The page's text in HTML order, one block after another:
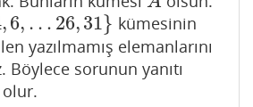
,6, … 26,31}
, 31 } kümesinin
yazılmamış elemanlarını
Böylece sorunun yanıtı